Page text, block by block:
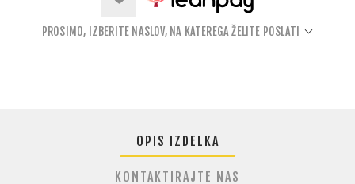
PROSIMO, IZBERITE NASLOV, NA KATEREGA ŽELITE POSLATI
OPIS IZDELKA
KONTAKTIRAJTE NAS